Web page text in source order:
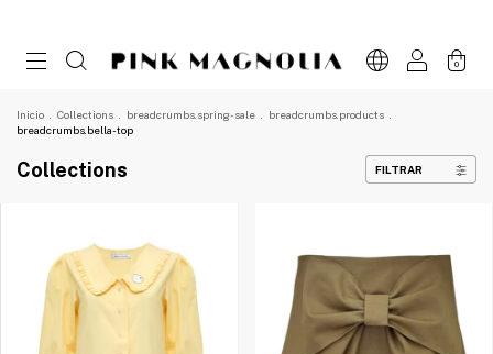
0
Inicio . Collections . breadcrumbs.spring-sale . breadcrumbs.products .
breadcrumbs.bella-top
Collections FILTRAR